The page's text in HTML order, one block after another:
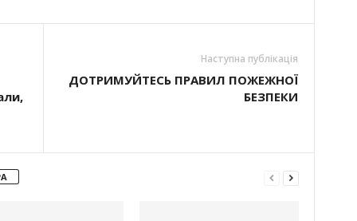
Наступна публікація
ДОТРИМУЙТЕСЬ ПРАВИЛ ПОЖЕЖНОЇ
БЕЗПЕКИ